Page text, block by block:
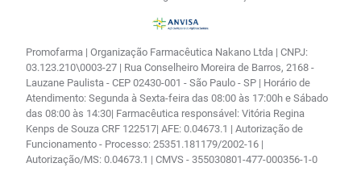
Promofarma | Organização Farmacêutica Nakano Ltda | CNPJ:
03.123.210\0003-27 | Rua Conselheiro Moreira de Barros, 2168 -
Lauzane Paulista - CEP 02430-001 - São Paulo - SP | Horário de
Atendimento: Segunda à Sexta-feira das 08:00 às 17:00h e Sábado
das 08:00 às 14:30| Farmacêutica responsável: Vitória Regina
Kenps de Souza CRF 122517| AFE: 0.04673.1 | Autorização de
Funcionamento - Processo: 25351.181179/2002-16 |
Autorização/MS: 0.04673.1 | CMVS - 355030801-477-000356-1-0